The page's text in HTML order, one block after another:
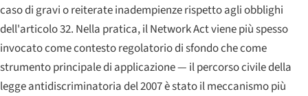
caso di gravi o reiterate inadempienze rispetto agli obblighi
dell'articolo 32. Nella pratica, il Network Act viene più spesso
invocato come contesto regolatorio di sfondo che come
strumento principale di applicazione — il percorso civile della
legge antidiscriminatoria del 2007 è stato il meccanismo più